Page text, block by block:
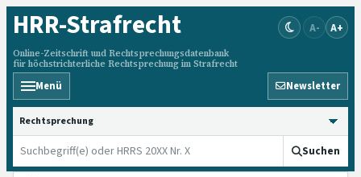
HRR-Strafrecht
Online-Zeitschrift und Rechtsprechungsdatenbank
für höchstrichterliche Rechtsprechung im Strafrecht
A- A+
Menü Newsletter
HRRS durchsuchen
Suchen